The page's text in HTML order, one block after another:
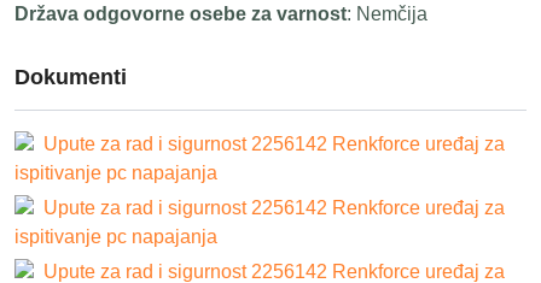
Država odgovorne osebe za varnost: Nemčija
Dokumenti
Upute za rad i sigurnost 2256142 Renkforce uređaj za
ispitivanje pc napajanja
Upute za rad i sigurnost 2256142 Renkforce uređaj za
ispitivanje pc napajanja
Upute za rad i sigurnost 2256142 Renkforce uređaj za